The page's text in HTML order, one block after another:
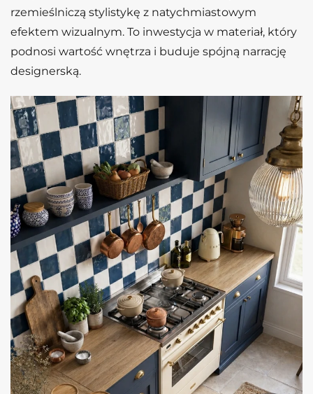
rzemieślniczą stylistykę z natychmiastowym
efektem wizualnym. To inwestycja w materiał, który
podnosi wartość wnętrza i buduje spójną narrację
designerską.